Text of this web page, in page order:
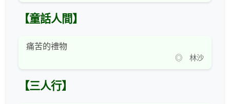
【童話人間】
痛苦的禮物
◎ 林沙
【三人行】